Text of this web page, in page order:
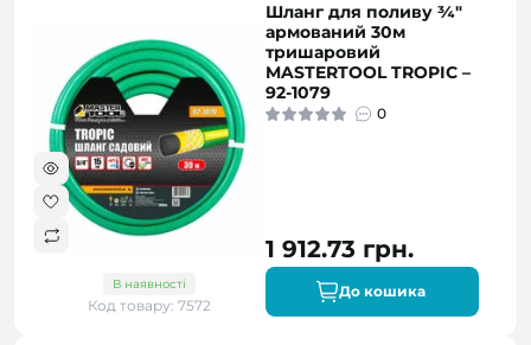
В наявності
Код товару: 7572
Шланг для поливу ¾"
армований 30м
тришаровий
MASTERTOOL TROPIC –
92-1079
0
1 912.73 грн.
До кошика